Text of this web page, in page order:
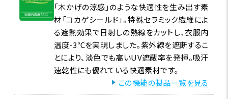
「木かげの涼感」のような快適性を生み出す素
材「コカゲシールド」。特殊セラミック繊維によ
る遮熱効果で日射しの熱線をカットし、衣服内
温度-3℃を実現しました。紫外線を遮断するこ
とにより、淡色でも高いUV遮蔽率を発揮。吸汗
速乾性にも優れている快適素材です。
この機能の製品一覧を見る